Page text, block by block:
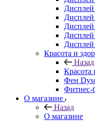
Дисплей
Дисплей
Дисплей
Дисплей
Дисплей
Красота и
Назад
Красота
Фен
Фитнес-
О магазине
Назад
О магазине